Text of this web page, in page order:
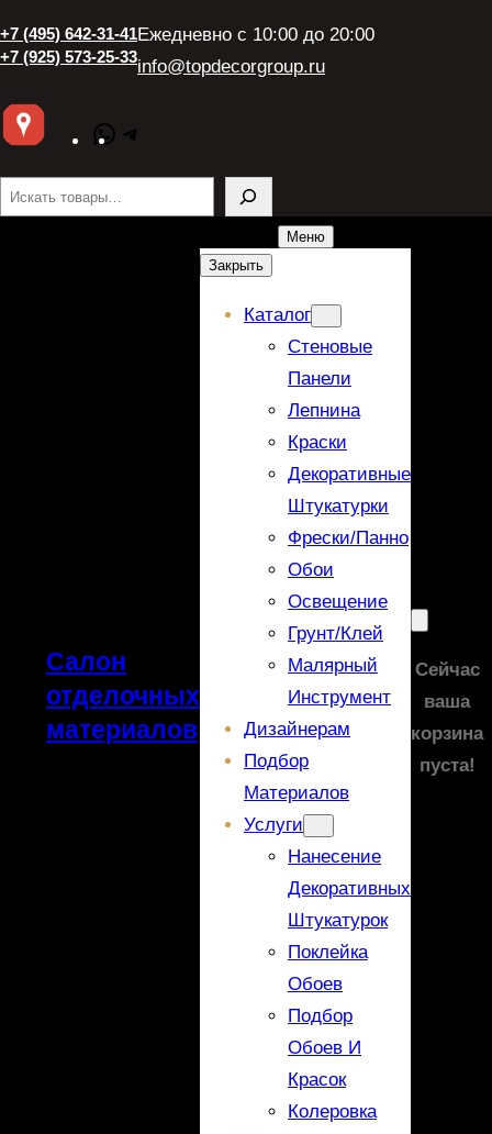
+7 (495) 642-31-41
+7 (925) 573-25-33
Ежедневно с 10:00 до 20:00
info@topdecorgroup.ru
WhatsApp
Поиск
Салон
отделочных
материалов
Меню
Закрыть
Каталог
Стеновые
Панели
Лепнина
Краски
Декоративные
Штукатурки
Фрески/панно
Обои
Освещение
Грунт/Клей
Малярный
Инструмент
Дизайнерам
Подбор
Материалов
Услуги
Нанесение
Декоративных
Штукатурок
Поклейка
Обоев
Подбор
Обоев И
Красок
Колеровка
Сейчас
ваша
корзина
пуста!